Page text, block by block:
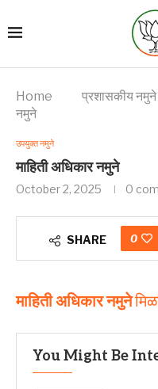
Home प्रशासकीय नमुने
नमुने
उपयुक्त नमुने
माहिती अधिकार नमुने
October 2, 2025 0
SHARE 0
माहिती अधिकार नमुने
You Might Be